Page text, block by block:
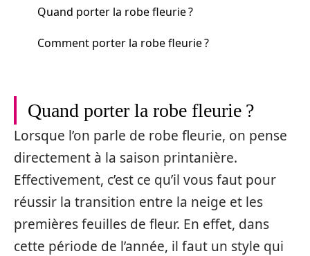
Quand porter la robe fleurie ?
Comment porter la robe fleurie ?
Quand porter la robe fleurie ?
Lorsque l’on parle de robe fleurie, on pense
directement à la saison printanière.
Effectivement, c’est ce qu’il vous faut pour
réussir la transition entre la neige et les
premières feuilles de fleur. En effet, dans
cette période de l’année, il faut un style qui